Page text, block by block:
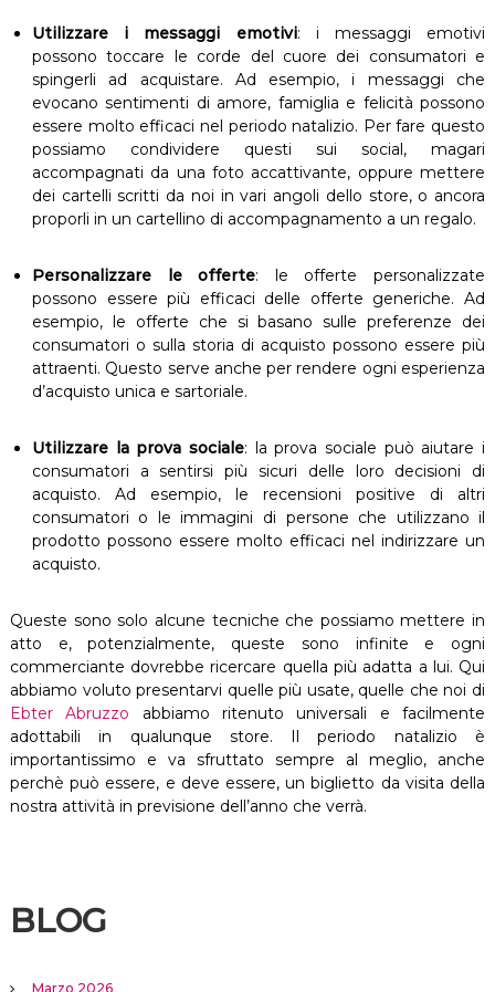
Utilizzare i messaggi emotivi: i messaggi emotivi
possono toccare le corde del cuore dei consumatori e
spingerli ad acquistare. Ad esempio, i messaggi che
evocano sentimenti di amore, famiglia e felicità possono
essere molto efficaci nel periodo natalizio. Per fare questo
possiamo condividere questi sui social, magari
accompagnati da una foto accattivante, oppure mettere
dei cartelli scritti da noi in vari angoli dello store, o ancora
proporli in un cartellino di accompagnamento a un regalo.
Personalizzare le offerte: le offerte personalizzate
possono essere più efficaci delle offerte generiche. Ad
esempio, le offerte che si basano sulle preferenze dei
consumatori o sulla storia di acquisto possono essere più
attraenti. Questo serve anche per rendere ogni esperienza
d’acquisto unica e sartoriale.
Utilizzare la prova sociale: la prova sociale può aiutare i
consumatori a sentirsi più sicuri delle loro decisioni di
acquisto. Ad esempio, le recensioni positive di altri
consumatori o le immagini di persone che utilizzano il
prodotto possono essere molto efficaci nel indirizzare un
acquisto.
Queste sono solo alcune tecniche che possiamo mettere in
atto e, potenzialmente, queste sono infinite e ogni
commerciante dovrebbe ricercare quella più adatta a lui. Qui
abbiamo voluto presentarvi quelle più usate, quelle che noi di
Ebter Abruzzo abbiamo ritenuto universali e facilmente
adottabili in qualunque store. Il periodo natalizio è
importantissimo e va sfruttato sempre al meglio, anche
perchè può essere, e deve essere, un biglietto da visita della
nostra attività in previsione dell’anno che verrà.
BLOG
Marzo 2026